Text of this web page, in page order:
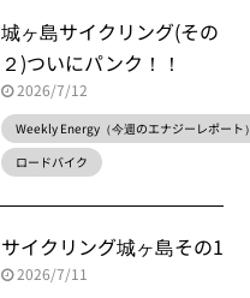
城ヶ島サイクリング(その
２)ついにパンク！！
2026/7/12
Weekly Energy（今週のエナジーレポート）
ロードバイク
サイクリング城ヶ島その1
2026/7/11